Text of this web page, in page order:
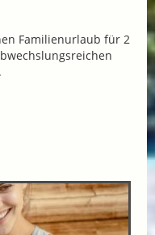
Familienurlaub für 2